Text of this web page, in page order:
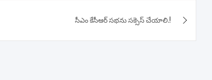
సీఎం కేసీఆర్ సభను సక్సెస్ చేయాలి.!